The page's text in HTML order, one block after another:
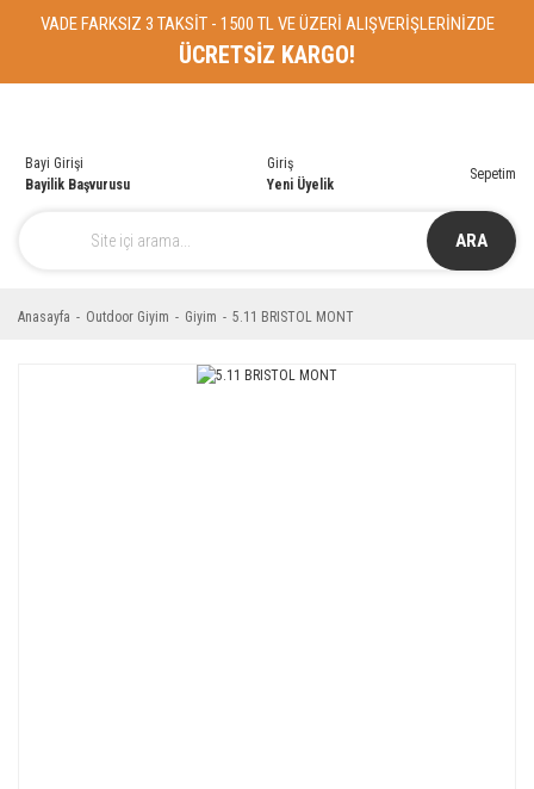
VADE FARKSIZ 3 TAKSİT - 1500 TL VE ÜZERİ ALIŞVERİŞLERİNİZDE
ÜCRETSİZ KARGO!
ARA
Bayi Girişi
Bayilik Başvurusu
Giriş
Yeni Üyelik
Sepetim
Anasayfa Outdoor Giyim Giyim 5.11 BRISTOL MONT